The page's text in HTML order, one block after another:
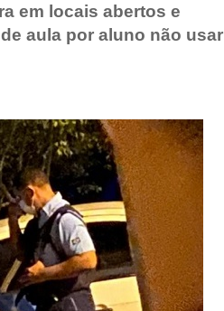
em locais abertos e
aula por aluno não usar